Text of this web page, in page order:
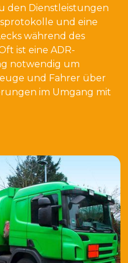
den Dienstleistungen
und eine
während des
ist eine ADR-
notwendig um
und Fahrer über
im Umgang mit